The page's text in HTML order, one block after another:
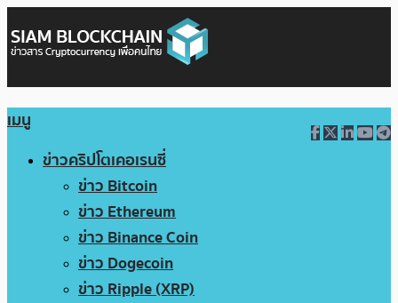
เมนู
ข่าวคริปโตเคอเรนซี่
ข่าว Bitcoin
ข่าว Ethereum
ข่าว Binance Coin
ข่าว Dogecoin
ข่าว Ripple (XRP)